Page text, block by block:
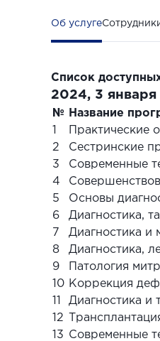
Об услуге
Список
2024, 3 января
№ Название
Практические
2
Сестринские
3
Современные
4
5
Основы
6
Диагностика,
7
Диагностика и
8
Диагностика,
9
Патология
10 Коррекция
Диагностика и
12
13 Современные